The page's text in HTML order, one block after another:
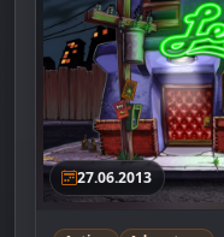
27.06.2013